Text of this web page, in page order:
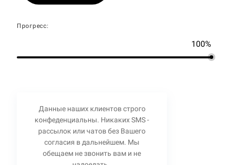
Прогресс:
100%
Данные наших клиентов строго
конфеденциальны. Никаких SMS -
рассылок или чатов без Вашего
согласия в дальнейшем. Мы
обещаем не звонить вам и не